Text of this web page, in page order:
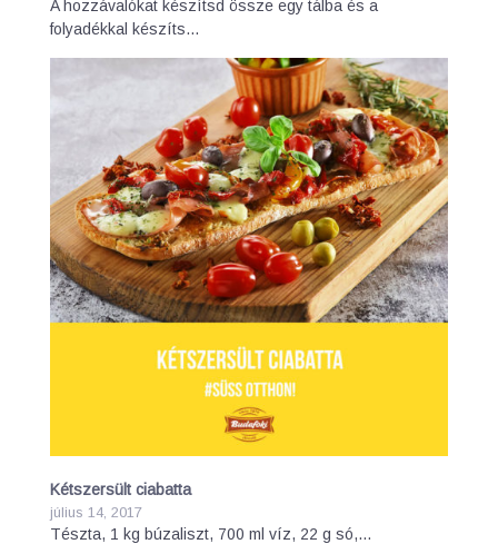
A hozzávalókat készítsd össze egy tálba és a
folyadékkal készíts…
Kétszersült ciabatta
július 14, 2017
Tészta, 1 kg búzaliszt, 700 ml víz, 22 g só,…